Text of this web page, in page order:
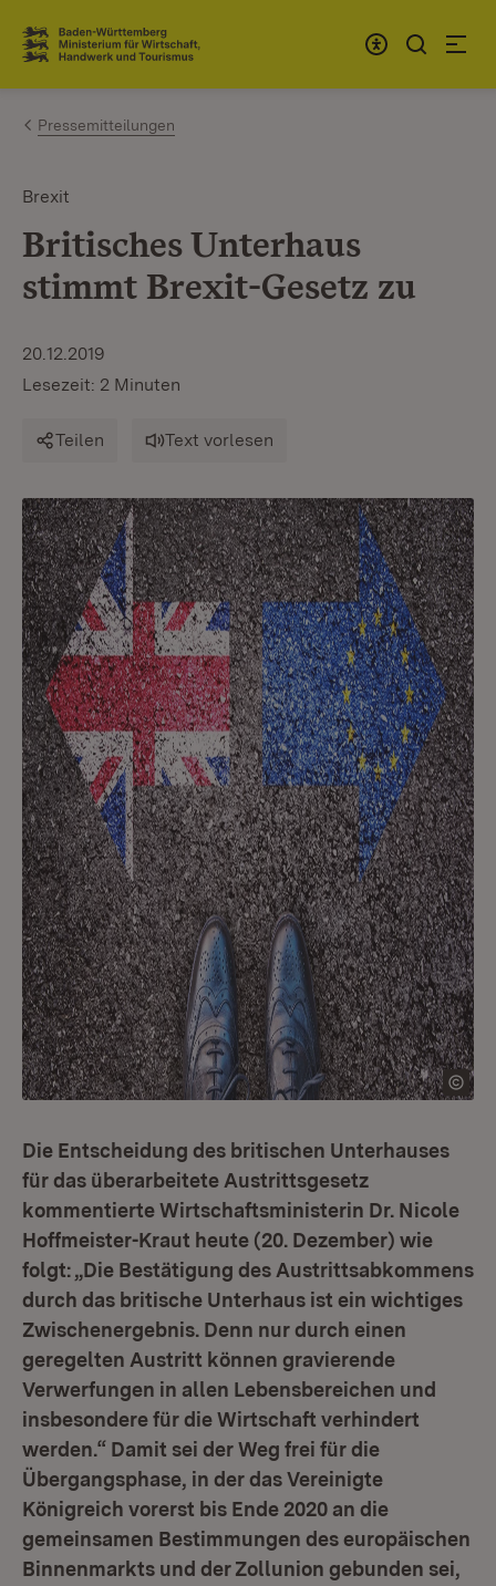
Zum Inhalt springen
Link zur Startseite
Pressemitteilungen
Brexit
Britisches Unterhaus
stimmt Brexit-Gesetz zu
20.12.2019
Lesezeit: 2 Minuten
Teilen Text vorlesen
Die Entscheidung des britischen Unterhauses
für das überarbeitete Austrittsgesetz
kommentierte Wirtschaftsministerin Dr. Nicole
Hoffmeister-Kraut heute (20. Dezember) wie
folgt: „Die Bestätigung des Austrittsabkommens
durch das britische Unterhaus ist ein wichtiges
Zwischenergebnis. Denn nur durch einen
geregelten Austritt können gravierende
Verwerfungen in allen Lebensbereichen und
insbesondere für die Wirtschaft verhindert
werden.“ Damit sei der Weg frei für die
Übergangsphase, in der das Vereinigte
Königreich vorerst bis Ende 2020 an die
gemeinsamen Bestimmungen des europäischen
Binnenmarkts und der Zollunion gebunden sei,